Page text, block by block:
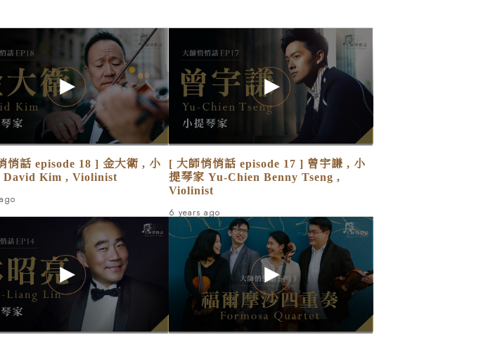
悄話 episode 18 ] 金大衛 , 小
David Kim , Violinist
[ 大師悄悄話 episode 17 ] 曾宇謙 , 小
提琴家 Yu-Chien Benny Tseng ,
Violinist
6 years ago